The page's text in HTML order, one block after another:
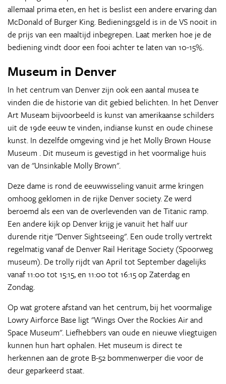
allemaal prima eten, en het is beslist een andere ervaring dan
McDonald of Burger King. Bedieningsgeld is in de VS nooit in
de prijs van een maaltijd inbegrepen. Laat merken hoe je de
bediening vindt door een fooi achter te laten van 10-15%.
Museum in Denver
In het centrum van Denver zijn ook een aantal musea te
vinden die de historie van dit gebied belichten. In het Denver
Art Museam bijvoorbeeld is kunst van amerikaanse schilders
uit de 19de eeuw te vinden, indianse kunst en oude chinese
kunst. In dezelfde omgeving vind je het Molly Brown House
Museum . Dit museum is gevestigd in het voormalige huis
van de "Unsinkable Molly Brown".
Deze dame is rond de eeuwwisseling vanuit arme kringen
omhoog geklomen in de rijke Denver society. Ze werd
beroemd als een van de overlevenden van de Titanic ramp.
Een andere kijk op Denver krijg je vanuit het half uur
durende ritje "Denver Sightseeing". Een oude trolly vertrekt
regelmatig vanaf de Denver Rail Heritage Society (Spoorweg
museum). De trolly rijdt van April tot September dagelijks
vanaf 11:00 tot 15:15, en 11:00 tot 16:15 op Zaterdag en
Zondag.
Op wat grotere afstand van het centrum, bij het voormalige
Lowry Airforce Base ligt "Wings Over the Rockies Air and
Space Museum". Liefhebbers van oude en nieuwe vliegtuigen
kunnen hun hart ophalen. Het museum is direct te
herkennen aan de grote B-52 bommenwerper die voor de
deur geparkeerd staat.